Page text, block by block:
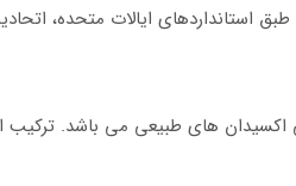
ایالات متحده،
های طبیعی می باشد. ترکیب